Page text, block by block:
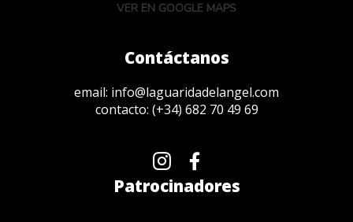
VER EN GOOGLE MAPS
Contáctanos
email: info@laguaridadelangel.com
contacto: (+34) 682 70 49 69
Patrocinadores